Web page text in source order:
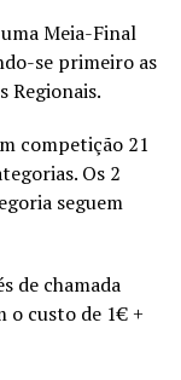
Meia-Final
se primeiro as
Regionais.
competição 21
Os 2
seguem
de chamada
o custo de 1€ +